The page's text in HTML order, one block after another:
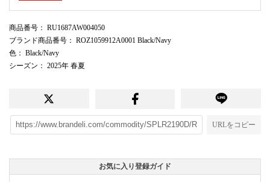
商品番号 ： RU1687AW004050
ブランド商品番号 ： ROZ1059912A0001 Black/Navy
色 ： Black/Navy
シーズン ： 2025年 春夏
URLをコピー
お気に入り登録ガイド